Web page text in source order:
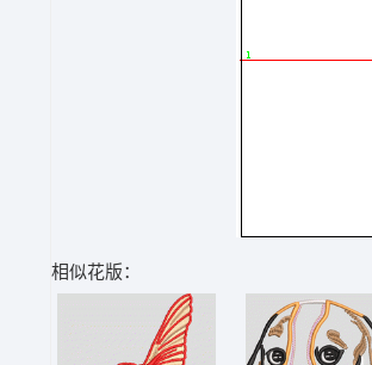
相似花版：